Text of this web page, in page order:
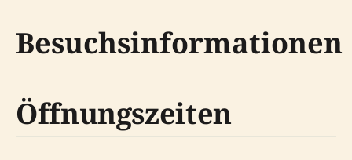
Besuchsinformationen
Öffnungszeiten